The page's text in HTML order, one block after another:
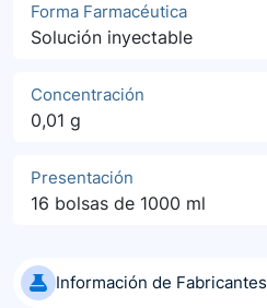
Forma Farmacéutica
Solución inyectable
Concentración
0,01 g
Presentación
16 bolsas de 1000 ml
Información de Fabricantes